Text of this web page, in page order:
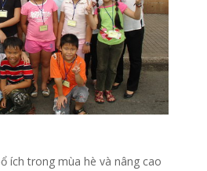
ích trong mùa hè và nâng cao